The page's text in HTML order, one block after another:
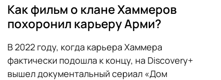
Как фильм о клане Хаммеров
похоронил карьеру Арми?
В 2022 году, когда карьера Хаммера
фактически подошла к концу, на Discovery+
вышел документальный сериал «Дом